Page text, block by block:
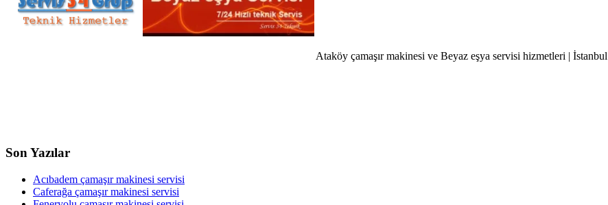
Ataköy çamaşır makinesi ve Beyaz eşya servisi hizmetleri | İstanbul
Son Yazılar
Acıbadem çamaşır makinesi servisi
Caferağa çamaşır makinesi servisi